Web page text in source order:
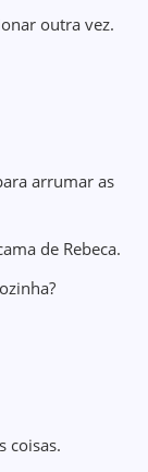
outra vez.
arrumar as
de Rebeca.
coisas.